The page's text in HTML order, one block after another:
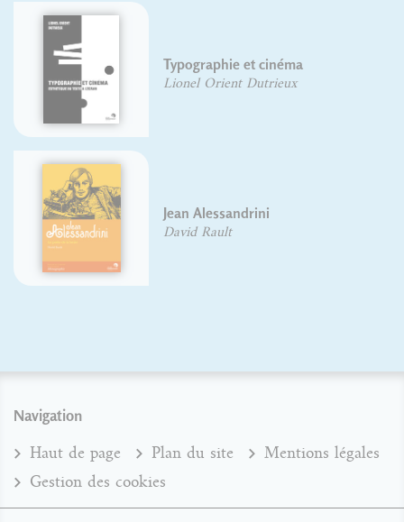
fin
Seyhan Argun
Hugo Blanchet
Guide pratique de choix
typographique
David Rault
Navigation
Haut de page Plan du site
Mentions légales
Gestion des cookies